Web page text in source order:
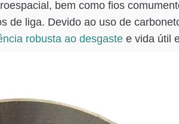
bem como fios
de liga. Devido ao uso de
robusta ao desgaste e vida útil